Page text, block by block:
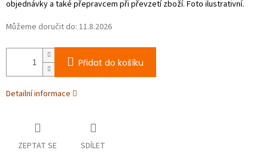
Můžeme doručit do: 11.8.2026
Přidat do košíku
Detailní informace
ZEPTAT SE SDÍLET